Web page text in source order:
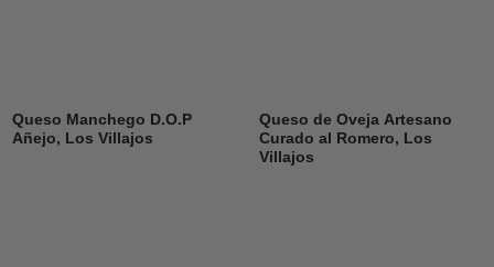
Queso Manchego D.O.P
Añejo, Los Villajos
Queso de Oveja Artesano
Curado al Romero, Los
Villajos